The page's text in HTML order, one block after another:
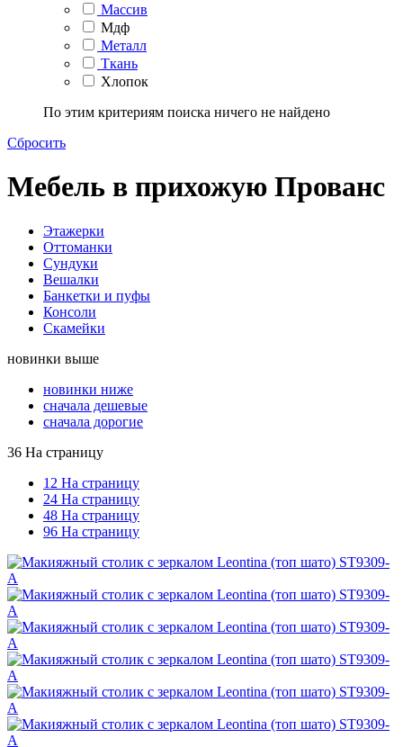
Массив
Мдф
Металл
Ткань
Хлопок
По этим критериям поиска ничего не найдено
Сбросить
Мебель в прихожую Прованс
Этажерки
Оттоманки
Сундуки
Вешалки
Банкетки и пуфы
Консоли
Скамейки
новинки выше
новинки ниже
сначала дешевые
сначала дорогие
36 На страницу
12 На страницу
24 На страницу
48 На страницу
96 На страницу